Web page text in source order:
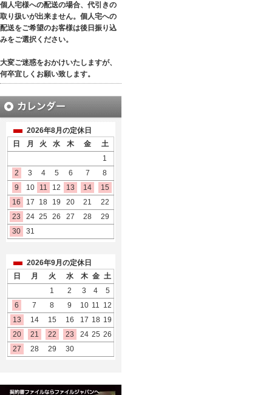
個人宅様への配送の場合、代引きの
取り扱いが出来ません。個人宅への
配送をご希望のお客様は後日振り込
みをご選択ください。
大変ご迷惑をおかけいたしますが、
何卒宜しくお願い致します。
2026年8月の定休日
日
月 火 水 木 金
土
1
2
3 4 5 6 7
8
9
10 11 12 13 14
15
16
17 18 19 20 21
22
23
24 25 26 27 28
29
30
31
2026年9月の定休日
日
月 火 水 木 金 土
1
2 3 4
5
6
7 8 9 10 11 12
13
14 15 16 17 18 19
20
21 22 23 24 25 26
27
28 29 30